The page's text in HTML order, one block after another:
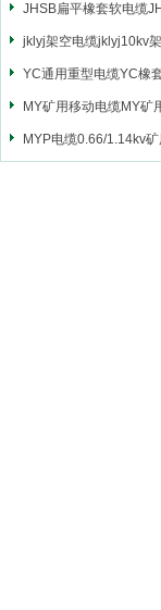
JHSB扁平橡套软电缆
缆
jklyj架空电缆jklyj10kv
YC通用重型电缆YC橡
MY矿用移动电缆MY矿
MYP电缆0.66/1.14kv